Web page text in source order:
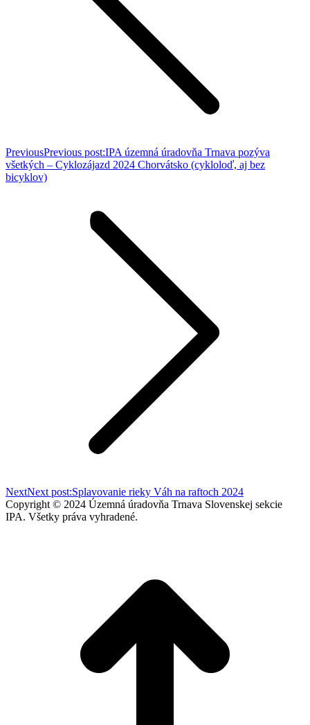
PreviousPrevious post:IPA územná úradovňa Trnava pozýva
všetkých – Cyklozájazd 2024 Chorvátsko (cykloloď, aj bez
bicyklov)
NextNext post:Splavovanie rieky Váh na raftoch 2024
Copyright © 2024 Územná úradovňa Trnava Slovenskej sekcie
IPA. Všetky práva vyhradené.